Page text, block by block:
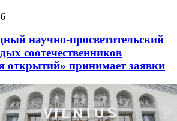
научно-просветительский
соотечественников
открытий» принимает заявки